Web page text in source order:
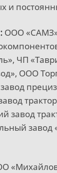
и
ООО
ЧП
ООО
завод
завод